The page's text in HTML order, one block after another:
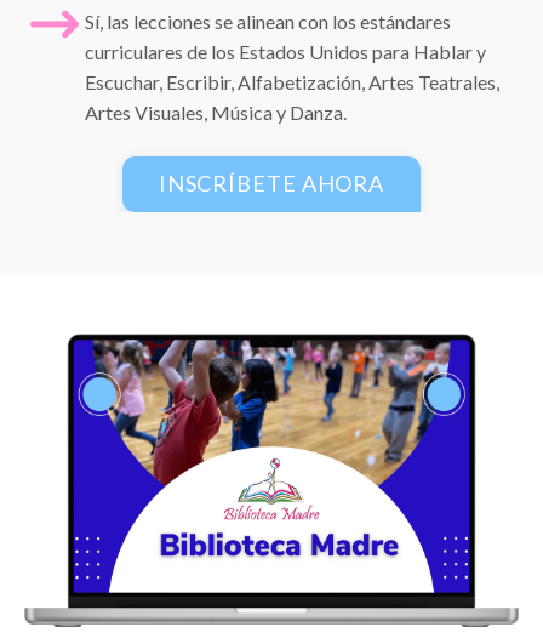
Sí, las lecciones se alinean con los estándares
curriculares de los Estados Unidos para Hablar y
Escuchar, Escribir, Alfabetización, Artes Teatrales,
Artes Visuales, Música y Danza.
INSCRÍBETE AHORA